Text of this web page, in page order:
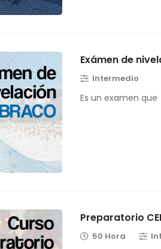
Exámen de
Intermedio
Es un examen
Preparatorio
50 Hora